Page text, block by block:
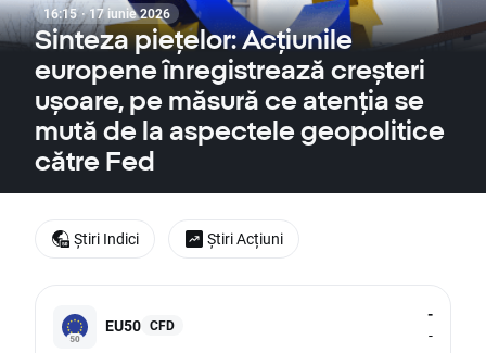
16:15 · 17 iunie 2026
Sinteza piețelor: Acțiunile
europene înregistrează creșteri
ușoare, pe măsură ce atenția se
mută de la aspectele geopolitice
către Fed
EU50 CFD
-
-
Știri Indici Știri Acțiuni